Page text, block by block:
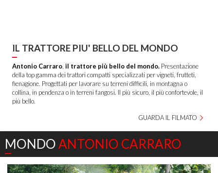
IL TRATTORE PIU' BELLO DEL MONDO
Antonio Carraro, il trattore più bello del mondo. Presentazione
della top gamma dei trattori compatti specializzati per vigneti, frutteti,
fienagione. Progettati per lavorare su terreni difficili, in montagna o
collina, in pendenza o in terreni fangosi. Il più sicuro, il più confortevole, il
più bello.
GUARDA IL FILMATO
MONDOANTONIO CARRARO